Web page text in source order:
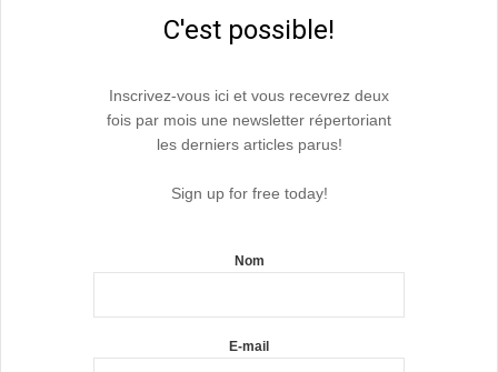
C'est possible!
Inscrivez-vous ici et vous recevrez deux
fois par mois une newsletter répertoriant
les derniers articles parus!
Sign up for free today!
Nom
E-mail